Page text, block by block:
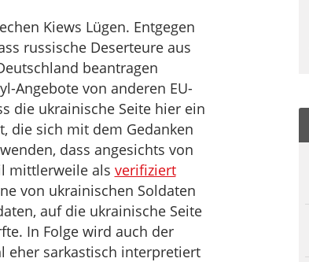
Kiews Lügen. Entgegen
russische Deserteure aus
beantragen
Angebote von anderen EU-
die ukrainische Seite hier ein
die sich mit dem Gedanken
dass angesichts von
mittlerweile als verifiziert
von ukrainischen Soldaten
auf die ukrainische Seite
In Folge wird auch der
eher sarkastisch interpretiert